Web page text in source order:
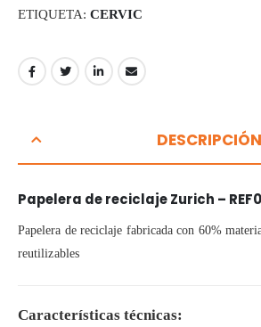
ETIQUETA: CERVIC
DESCRIPCIÓN
Papelera de reciclaje Zurich –
Papelera de reciclaje fabricada con 60%
reutilizables
Características técnicas: